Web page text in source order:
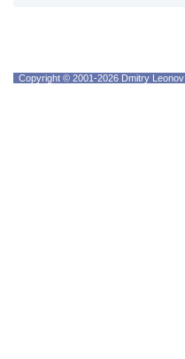
Copyright © 2001-2026 Dmitry Leonov